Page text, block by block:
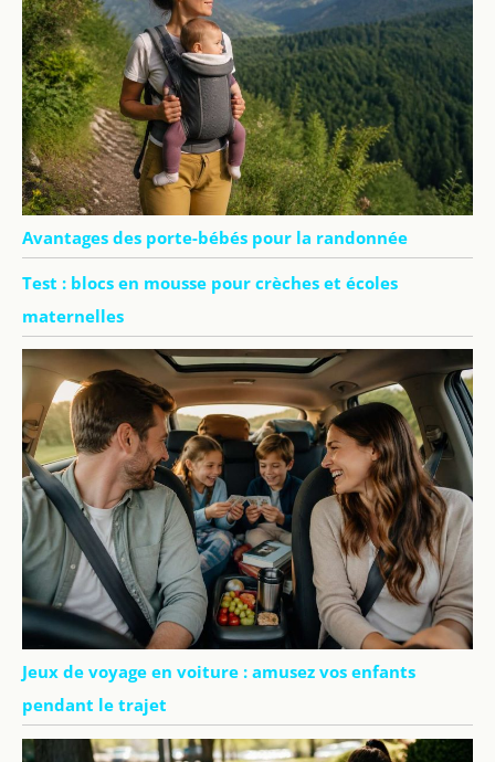
Avantages des porte-bébés pour la randonnée
Test : blocs en mousse pour crèches et écoles
maternelles
Jeux de voyage en voiture : amusez vos enfants
pendant le trajet